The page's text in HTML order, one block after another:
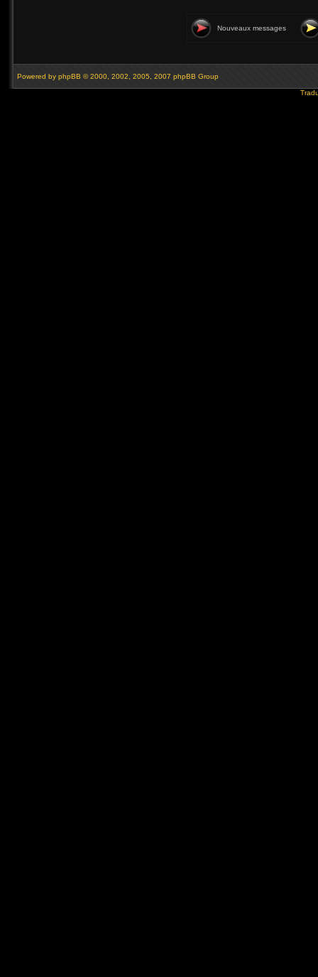
Nouveaux messages
Powered by phpBB © 2000, 2002, 2005, 2007 phpBB Group